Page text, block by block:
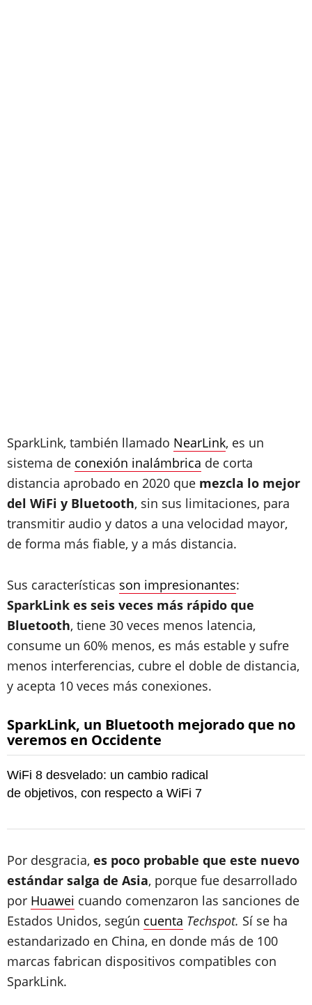
SparkLink, también llamado NearLink, es un
sistema de conexión inalámbrica de corta
distancia aprobado en 2020 que mezcla lo mejor
del WiFi y Bluetooth, sin sus limitaciones, para
transmitir audio y datos a una velocidad mayor,
de forma más fiable, y a más distancia.
Sus características son impresionantes:
SparkLink es seis veces más rápido que
Bluetooth, tiene 30 veces menos latencia,
consume un 60% menos, es más estable y sufre
menos interferencias, cubre el doble de distancia,
y acepta 10 veces más conexiones.
SparkLink, un Bluetooth mejorado que no
veremos en Occidente
WiFi 8 desvelado: un cambio radical
de objetivos, con respecto a WiFi 7
Por desgracia, es poco probable que este nuevo
estándar salga de Asia, porque fue desarrollado
por Huawei cuando comenzaron las sanciones de
Estados Unidos, según cuenta Techspot. Sí se ha
estandarizado en China, en donde más de 100
marcas fabrican dispositivos compatibles con
SparkLink.